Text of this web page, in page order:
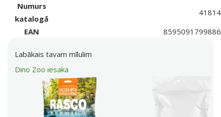
Numurs
katalogā
41814
EAN
8595091799886
Labākais tavam mīlulim
Dino Zoo iesaka